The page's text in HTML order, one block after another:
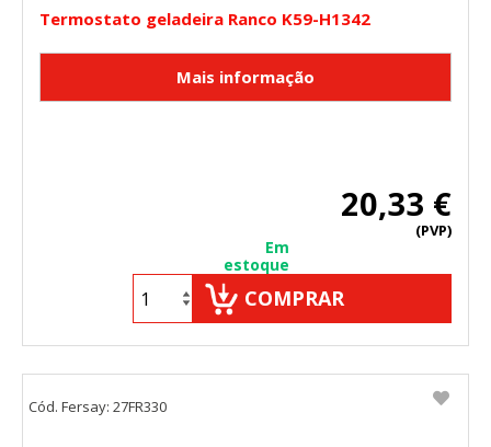
Termostato geladeira Ranco K59-H1342
20,33 €
(PVP)
Em
estoque
COMPRAR
Cód. Fersay: 27FR330